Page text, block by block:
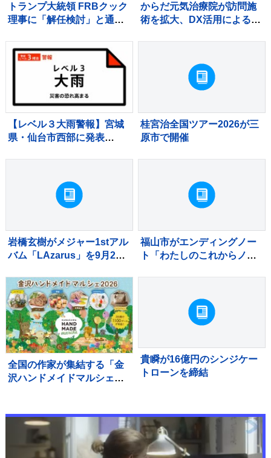
トランプ大統領 FRBクック
理事に「解任検討」と通
効」判断受けるも改めて解
任図る
からだ元気治療院が訪問施
術を拡大、DX活用による見
【レベル３大雨警報】宮城
県・仙台市西部に発表
桂宮治全国ツアー2026が三
原市で開催
岩橋玄樹がメジャー1stアル
バム「LAzarus」を9月2日
福山市がエンディングノー
ト「わたしのこれからノー
全国の作家が集結する「金
沢ハンドメイドマルシェ
貴瞬が16億円のシンジケー
トローンを締結